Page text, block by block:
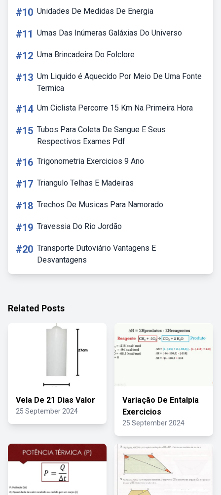
#10 Unidades De Medidas De Energia
#11 Umas Das Inúmeras Galáxias Do Universo
#12 Uma Brincadeira Do Folclore
#13 Um Liquido é Aquecido Por Meio De Uma Fonte
Termica
#14 Um Ciclista Percorre 15 Km Na Primeira Hora
#15 Tubos Para Coleta De Sangue E Seus
Respectivos Exames Pdf
#16 Trigonometria Exercicios 9 Ano
#17 Triangulo Telhas E Madeiras
#18 Trechos De Musicas Para Namorado
#19 Travessia Do Rio Jordão
#20 Transporte Dutoviário Vantagens E
Desvantagens
Related Posts
Vela De 21 Dias Valor
25 September 2024
Variação De Entalpia
Exercicios
25 September 2024